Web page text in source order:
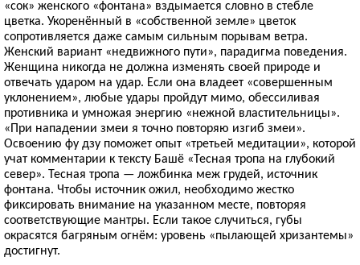
«сок» женского «фонтана» вздымается словно в стебле
цветка. Укоренённый в «собственной земле» цветок
сопротивляется даже самым сильным порывам ветра.
Женский вариант «недвижного пути», парадигма поведения.
Женщина никогда не должна изменять своей природе и
отвечать ударом на удар. Если она владеет «совершенным
уклонением», любые удары пройдут мимо, обессиливая
противника и умножая энергию «нежной властительницы».
«При нападении змеи я точно повторяю изгиб змеи».
Освоению фу дзу поможет опыт «третьей медитации», которой
учат комментарии к тексту Башё «Тесная тропа на глубокий
север». Тесная тропа — ложбинка меж грудей, источник
фонтана. Чтобы источник ожил, необходимо жестко
фиксировать внимание на указанном месте, повторяя
соответствующие мантры. Если такое случиться, губы
окрасятся багряным огнём: уровень «пылающей хризантемы»
достигнут.